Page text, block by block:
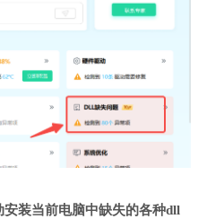
装当前电脑中缺失的各种dll